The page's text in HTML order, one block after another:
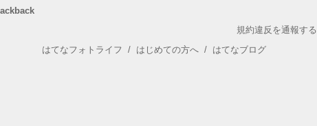
規約違反を通報する
はてなフォトライフ / はじめての方へ / はてなブログ